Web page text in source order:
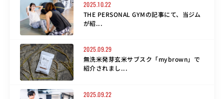
2025.10.22
THE PERSONAL GYMの記事にて、当ジム
が紹...
2025.09.29
無洗米発芽玄米サブスク「mybrown」で
紹介されまし...
2025.09.22